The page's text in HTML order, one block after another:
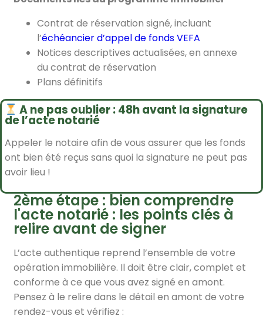
Contrat de réservation signé, incluant
l’échéancier d’appel de fonds VEFA
Notices descriptives actualisées, en annexe
du contrat de réservation
Plans définitifs
A ne pas oublier : 48h avant la signature
de l’acte notarié
Appeler le notaire afin de vous assurer que les fonds
ont bien été reçus sans quoi la signature ne peut pas
avoir lieu !
2ème étape : bien comprendre
l'acte notarié : les points clés à
relire avant de signer
L’acte authentique reprend l’ensemble de votre
opération immobilière. Il doit être clair, complet et
conforme à ce que vous avez signé en amont.
Pensez à le relire dans le détail en amont de votre
rendez-vous et vérifiez :